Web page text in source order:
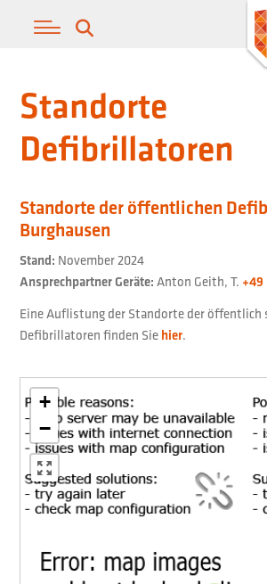
Standorte
Defibrillatoren
Standorte der öffentlichen
Burghausen
Stand: November 2024
Ansprechpartner Geräte: Anton Geith, T.+49
Eine Auflistung der Standorte der
Defibrillatoren finden Sie hier.
+
−